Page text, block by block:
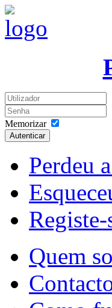
Memorizar
Autenticar
Perdeu
Registe-
Quem